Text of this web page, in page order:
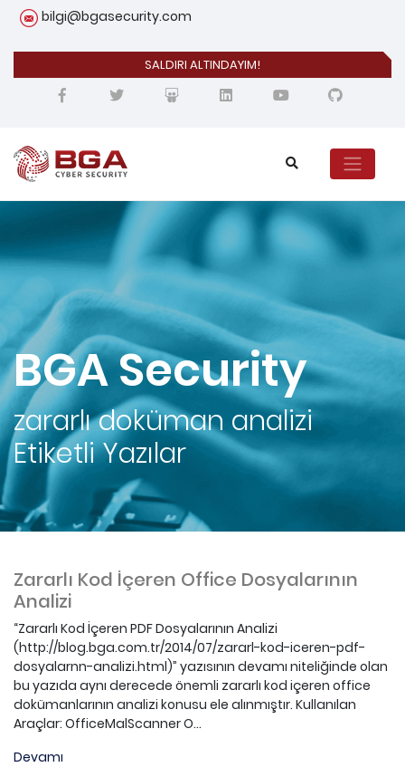
bilgi@bgasecurity.com
SALDIRI ALTINDAYIM!
BGA Security
zararlı doküman analizi
Etiketli Yazılar
Zararlı Kod İçeren Office Dosyalarının
Analizi
“Zararlı Kod İçeren PDF Dosyalarının Analizi
(http://blog.bga.com.tr/2014/07/zararl-kod-iceren-pdf-
dosyalarnn-analizi.html)” yazısının devamı niteliğinde olan
bu yazıda aynı derecede önemli zararlı kod içeren office
dokümanlarının analizi konusu ele alınmıştır. Kullanılan
Araçlar: OfficeMalScanner O...
Devamı